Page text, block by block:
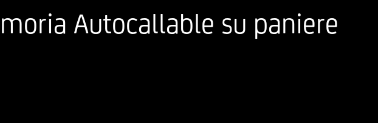
Autocallable su paniere